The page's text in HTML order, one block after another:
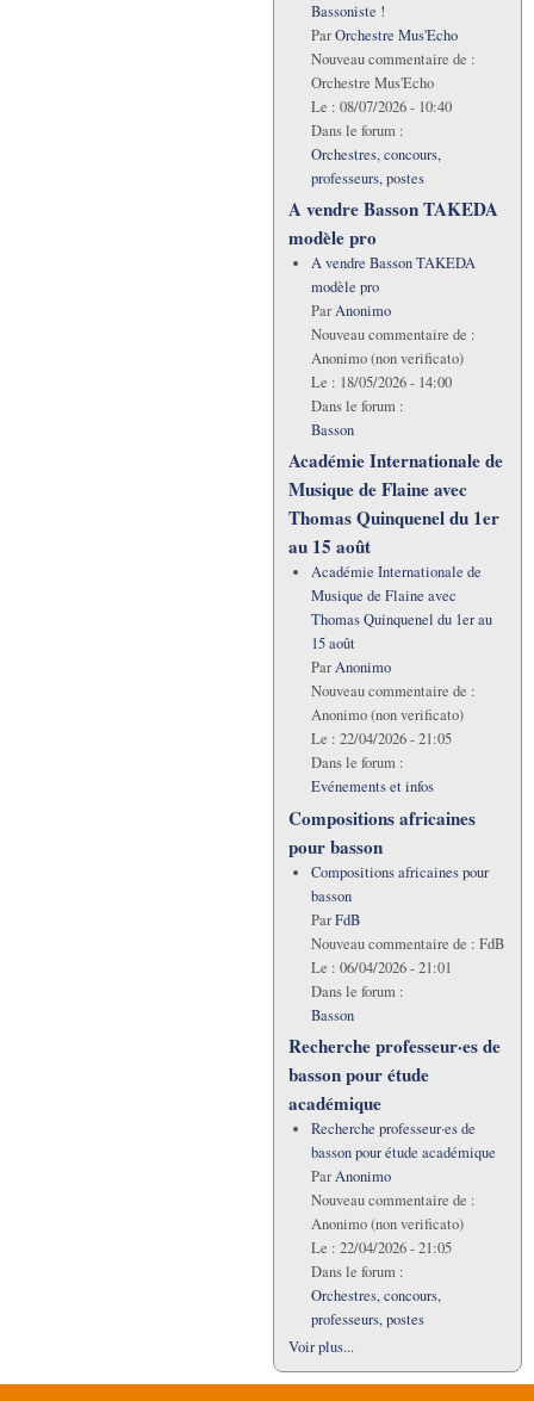
Bassoniste !
ParOrchestre Mus'Echo
Nouveau commentaire de :
Orchestre Mus'Echo
Le : 08/07/2026 - 10:40
Dans le forum :
Orchestres, concours,
professeurs, postes
A vendre Basson TAKEDA
modèle pro
A vendre Basson TAKEDA
modèle pro
ParAnonimo
Nouveau commentaire de :
Anonimo (non verificato)
Le : 18/05/2026 - 14:00
Dans le forum :
Basson
Académie Internationale de
Musique de Flaine avec
Thomas Quinquenel du 1er
au 15 août
Académie Internationale de
Musique de Flaine avec
Thomas Quinquenel du 1er au
15 août
ParAnonimo
Nouveau commentaire de :
Anonimo (non verificato)
Le : 22/04/2026 - 21:05
Dans le forum :
Evénements et infos
Compositions africaines
pour basson
Compositions africaines pour
basson
ParFdB
Nouveau commentaire de : FdB
Le : 06/04/2026 - 21:01
Dans le forum :
Basson
Recherche professeur·es de
basson pour étude
académique
Recherche professeur·es de
basson pour étude académique
ParAnonimo
Nouveau commentaire de :
Anonimo (non verificato)
Le : 22/04/2026 - 21:05
Dans le forum :
Orchestres, concours,
professeurs, postes
Voir plus...